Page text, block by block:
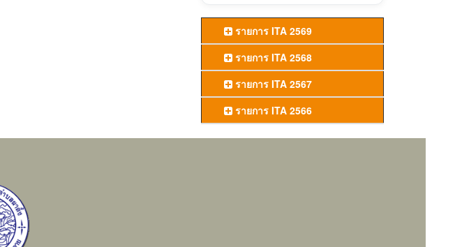
รายการ ITA 2569
รายการ ITA 2568
รายการ ITA 2567
รายการ ITA 2566